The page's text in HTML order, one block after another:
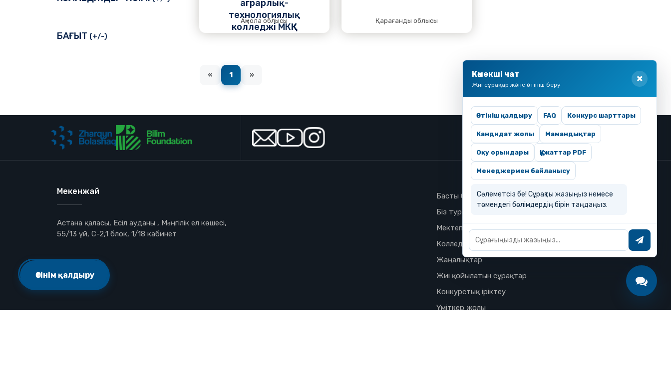
БАҒЫТ (+/-)
аграрлық-
технологиялық
колледжі МКҚК
Ақмола облысы Қарағанды облысы
« 1 »
Мекенжай
Астана қаласы, Есіл ауданы , Мəңгілік ел көшесі,
55/13 үй, С-2,1 блок, 1/18 кабинет
Басты бет
Біз туралы
Мектеп
Колледж
Жаңалықтар
Жиі қойылатын сұрақтар
Конкурстық іріктеу
Үміткер жолы
Өтінім қалдыру
Көмекші чат
Жиі сұрақтар және өтініш беру
Өтініш қалдыру FAQ Конкурс шарттары
Кандидат жолы Мамандықтар
Оқу орындары Құжаттар PDF
Менеджермен байланысу
Сәлеметсіз бе! Сұрақты жазыңыз немесе
төмендегі бөлімдердің бірін таңдаңыз.